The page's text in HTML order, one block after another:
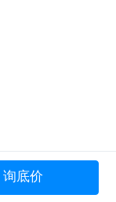
询底价